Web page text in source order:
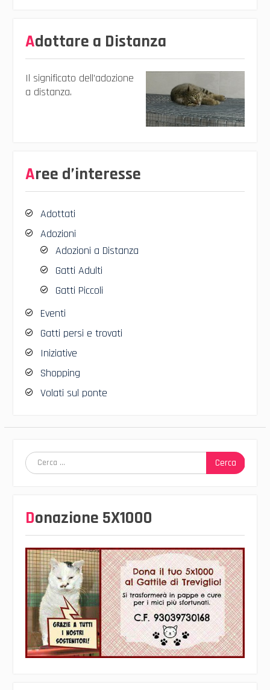
Adottare a Distanza
Il significato dell’adozione
a distanza.
Aree d’interesse
Adottati
Adozioni
Adozioni a Distanza
Gatti Adulti
Gatti Piccoli
Eventi
Gatti persi e trovati
Iniziative
Shopping
Volati sul ponte
Ricerca
per:
Donazione 5X1000